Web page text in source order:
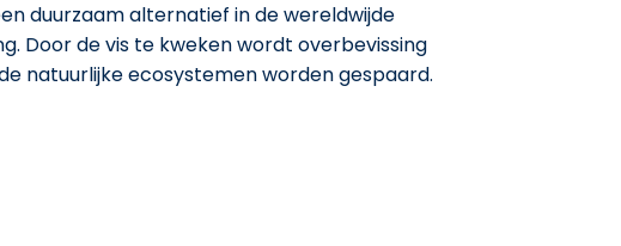
duurzaam alternatief in de wereldwijde
Door de vis te kweken wordt overbevissing
natuurlijke ecosystemen worden gespaard.